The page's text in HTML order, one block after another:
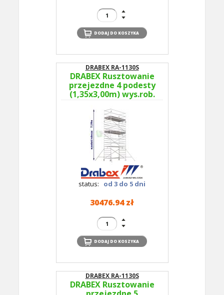
DRABEX RA-1130S
DRABEX Rusztowanie
przejezdne 4 podesty
(1,35x3,00m) wys.rob.
11,99m RA 1130S TYP
364B - podesty co 4m
status: od 3 do 5 dni
30476.94 zł
DRABEX RA-1130S
DRABEX Rusztowanie